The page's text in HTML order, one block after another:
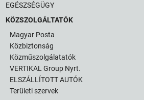
EGÉSZSÉGÜGY
KÖZSZOLGÁLTATÓK
Magyar Posta
Közbiztonság
Közműszolgálatatók
VERTIKAL Group Nyrt.
ELSZÁLLÍTOTT AUTÓK
Területi szervek